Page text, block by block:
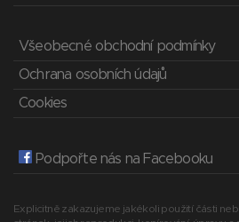
Všeobecné obchodní podmínky
Ochrana osobních údajů
Cookies
Podpořte nás na Facebooku
Explicitně zakazujeme jakékoli použití části